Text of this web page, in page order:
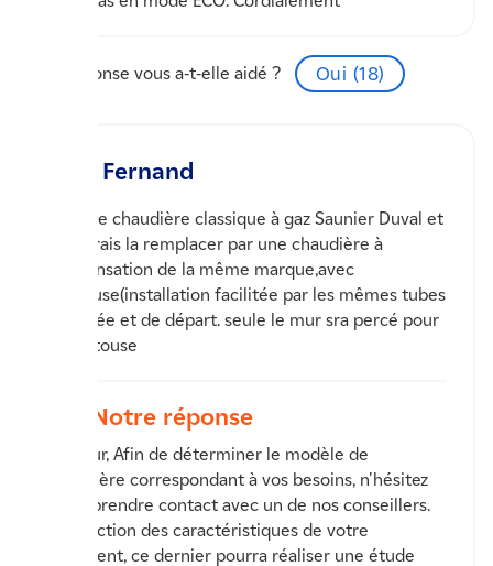
Cette réponse vous a-t-elle aidé ? Oui (18)
Fernand
j' ai une chaudière classique à gaz Saunier Duval et
vousdrais la remplacer par une chaudière à
condensation de la même marque,avec
ventouse(installation facilitée par les mêmes tubes
d'arrivée et de départ. seule le mur sra percé pour
la ventouse
Notre réponse
Bonjour, Afin de déterminer le modèle de
chaudière correspondant à vos besoins, n'hésitez
pas à prendre contact avec un de nos conseillers.
En fonction des caractéristiques de votre
logement, ce dernier pourra réaliser une étude